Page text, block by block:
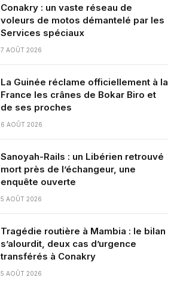
Conakry : un vaste réseau de
voleurs de motos démantelé par les
Services spéciaux
7 AOÛT 2026
La Guinée réclame officiellement à la
France les crânes de Bokar Biro et
de ses proches
6 AOÛT 2026
Sanoyah-Rails : un Libérien retrouvé
mort près de l’échangeur, une
enquête ouverte
5 AOÛT 2026
Tragédie routière à Mambia : le bilan
s’alourdit, deux cas d’urgence
transférés à Conakry
5 AOÛT 2026